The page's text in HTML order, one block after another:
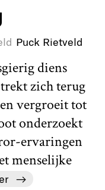
Puck Rietveld
diens
zich terug
vergroeit tot
onderzoekt
ervaringen
menselijke